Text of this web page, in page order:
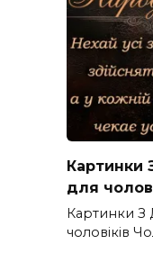
Картинки
для
Картинки
чоловіків​